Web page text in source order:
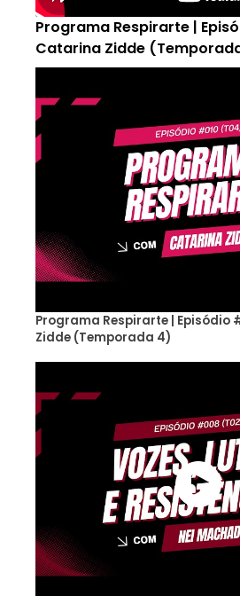
Programa Respirarte |
Catarina Zidde
Programa Respirarte | Episódio
Zidde (Temporada 4)